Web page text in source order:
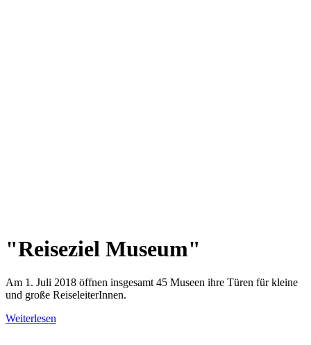
"Reiseziel Museum"
Am 1. Juli 2018 öffnen insgesamt 45 Museen ihre Türen für kleine
und große ReiseleiterInnen.
Weiterlesen